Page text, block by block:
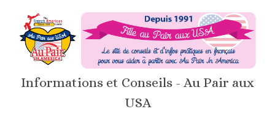
Informations et Conseils - Au Pair aux
USA